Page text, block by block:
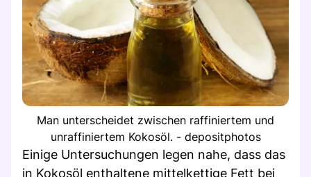
Man unterscheidet zwischen raffiniertem und
unraffiniertem Kokosöl. - depositphotos
Einige Untersuchungen legen nahe, dass das
in Kokosöl enthaltene mittelkettige Fett bei